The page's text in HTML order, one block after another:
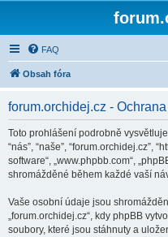
FAQ
Obsah fóra
forum.orchidej.cz -
Toto prohlášení podrobně
“nás”, “naše”, “forum.orchidej.cz”,
software“, „www.phpbb.com“,
shromážděné během každé vaší
Vaše osobní údaje jsou
„forum.orchidej.cz“, kdy phpBB
soubory, které jsou stáhnuty a